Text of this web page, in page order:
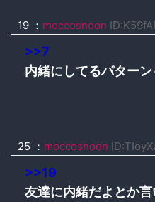
19 ： moccosnoon
>>7
内緒にしてるパター
25 ： moccosnoon
>>19
友達に内緒だよとか